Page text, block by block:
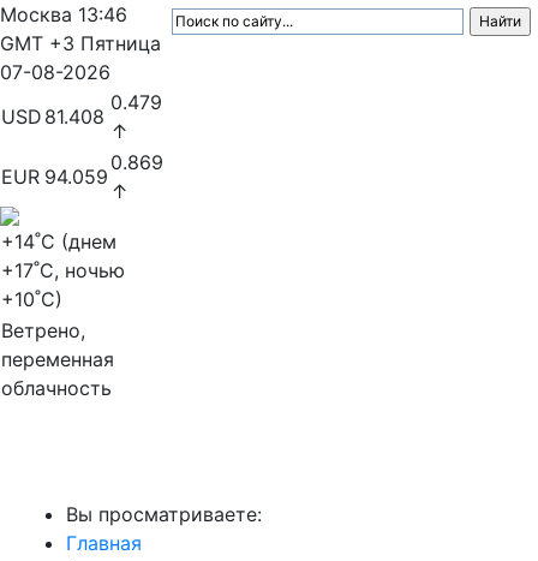
Москва 13:46
GMT +3 Пятница
07-08-2026
USD 81.408
0.479
↑
EUR 94.059
0.869
↑
+14˚C (днем
+17˚C, ночью
+10˚C)
Ветрено,
переменная
облачность
Вы просматриваете:
Главная